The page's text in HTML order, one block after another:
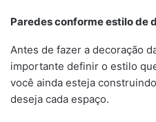
Paredes conforme estilo de
Antes de fazer a decoração
importante definir o estilo
você ainda esteja
deseja cada espaço.